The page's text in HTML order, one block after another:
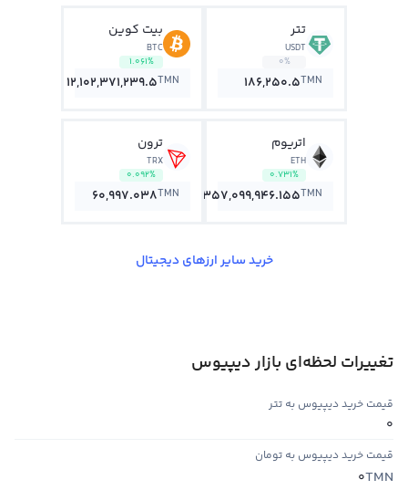
تتر
USDT
0%
186,250.5TMN
بیت کوین
BTC
1.061%
12,102,371,239.5TMN
اتریوم
ETH
0.731%
357,099,946.155TMN
ترون
TRX
0.092%
60,997.038TMN
خرید سایر ارزهای دیجیتال
تغییرات لحظه‌ای بازار دیپیوس
قیمت خرید دیپیوس به تتر
0
قیمت خرید دیپیوس به تومان
TMN
0